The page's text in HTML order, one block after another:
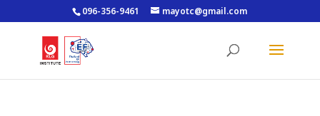
096-356-9461 mayotc@gmail.com